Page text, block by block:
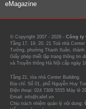
eMagazine
© Copyright 2007 - 2026 - Công ty
Tầng 17, 19, 20, 21 Toà nhà
Tưởng, phường Thanh Xuân, thành
Giấy phép thiết lập trang thông tin
và Truyền thông Hà Nội cấp ngày
Tầng 21, tòa nhà Center Building.
Địa chỉ: Số 01, phố Nguyễn Huy
Điện thoại: 024 7309 5555 Máy lẻ
Email: info@cafef.vn
Chịu trách nhiệm quản lý nội dung: